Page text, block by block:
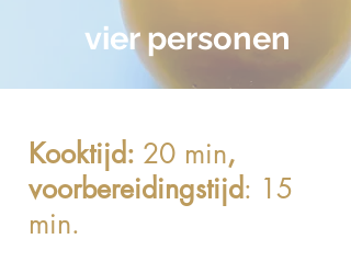
vier personen
Kooktijd: 20 min,
voorbereidingstijd: 15
min.